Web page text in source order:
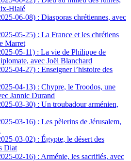
Hialé
06-08) : Diasporas chrétiennes, avec
05-25) : La France et les chrétiens
Marret
05-11) : La vie de Philippe de
avec Joël Blanchard
04-27) : Enseigner l’histoire des
04-13) : Chypre, le Troodos, une
Jannic Durand
03-30) : Un troubadour arménien,
03-16) : Les pèlerins de Jérusalem,
03-02) : Égypte, le désert des
Diat
02-16) : Arménie, les sacrifiés, avec